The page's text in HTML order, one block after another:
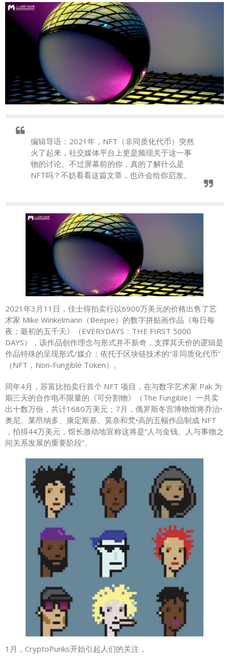
编辑导语：2021年，NFT（非同质化代币）突然
火了起来，社交媒体平台上更是频现关于这一事
物的讨论。不过屏幕前的你，真的了解什么是
NFT吗？不妨看看这篇文章，也许会给你启发。
2021年3月11日，佳士得拍卖行以6900万美元的价格出售了艺
术家 Mike Winkelmann（Beepie）的数字拼贴画作品《每日每
夜：最初的五千天》（EVERYDAYS：THE FIRST 5000
DAYS），该作品创作理念与形式并不新奇，支撑其天价的逻辑是
作品特殊的呈现形式/媒介：依托于区块链技术的“非同质化代币”
（NFT，Non-Fungible Token）。
同年4月，苏富比拍卖行首个 NFT 项目，在与数字艺术家 Pak 为
期三天的合作电不限量的《可分割物》（The Fungible）一共卖
出十数万份，共计1680万美元；7月，俄罗斯冬宫博物馆将乔治•
奥尼、莱昂纳多、康定斯基、莫奈和梵•高的五幅作品制成 NFT
，拍得44万美元，馆长激动地宣称这将是“人与金钱、人与事物之
间关系发展的重要阶段”。
1月，CryptoPunks开始引起人们的关注，